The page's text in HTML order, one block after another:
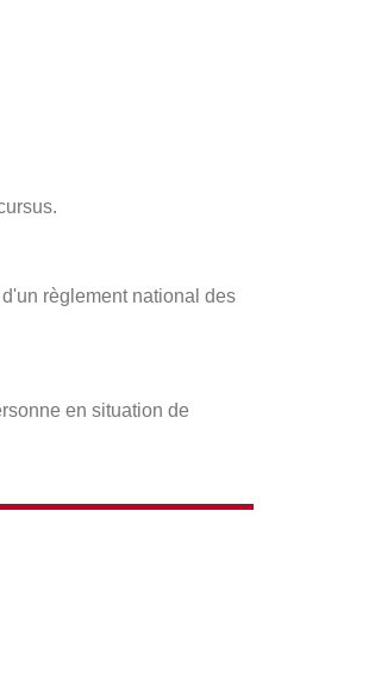
règlement national des
en situation de